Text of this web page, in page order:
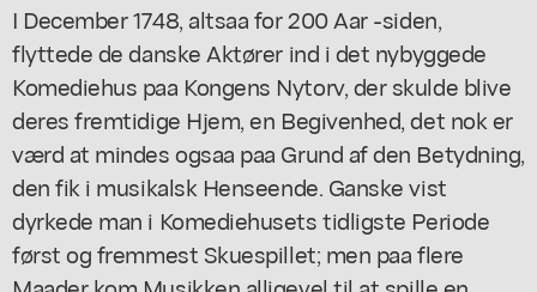
I December 1748, altsaa for 200 Aar -siden,
flyttede de danske Aktører ind i det nybyggede
Komediehus paa Kongens Nytorv, der skulde blive
deres fremtidige Hjem, en Begivenhed, det nok er
værd at mindes ogsaa paa Grund af den Betydning,
den fik i musikalsk Henseende. Ganske vist
dyrkede man i Komediehusets tidligste Periode
først og fremmest Skuespillet; men paa flere